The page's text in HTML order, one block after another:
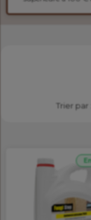
Trier par :